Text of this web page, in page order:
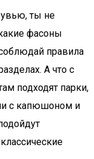
ты не
фасоны
правила
А что с
подходят парки,
с капюшоном и